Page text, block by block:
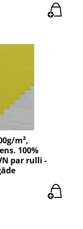
m²,
100%
par rulli -